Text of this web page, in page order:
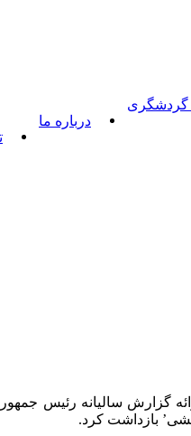
گردشگری
درباره ما
گزارش سالیانه رئیس